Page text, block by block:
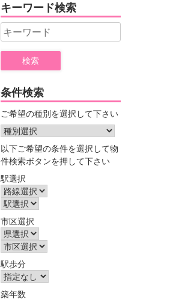
ー
キーワード検索
Search
for:
条件検索
ご希望の種別を選択して下さい
以下ご希望の条件を選択して物
件検索ボタンを押して下さい
駅選択
市区選択
駅歩分
築年数